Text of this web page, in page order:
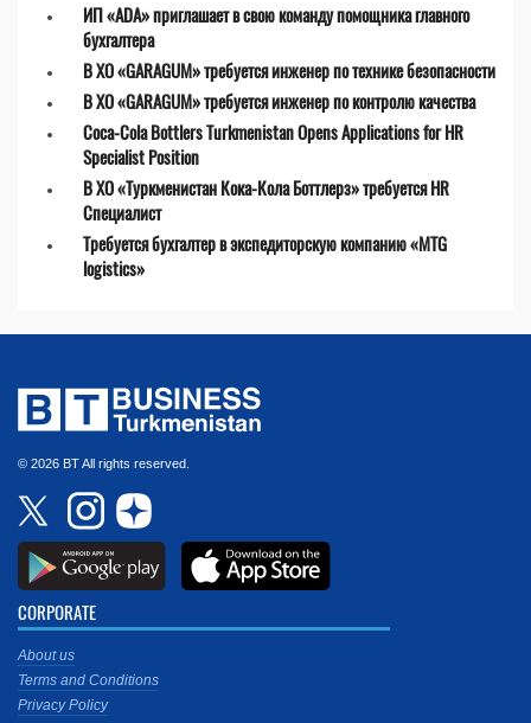
ИП «ADA» приглашает в свою команду помощника главного
бухгалтера
В ХО «GARAGUM» требуется инженер по технике безопасности
В ХО «GARAGUM» требуется инженер по контролю качества
Coca-Cola Bottlers Turkmenistan Opens Applications for HR
Specialist Position
В ХО «Туркменистан Кока-Кола Боттлерз» требуется HR
Специалист
Требуется бухгалтер в экспедиторскую компанию «MTG
logistics»
© 2026 BT All rights reserved.
CORPORATE
About us
Terms and Conditions
Privacy Policy